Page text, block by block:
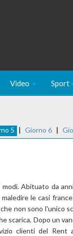
Video Sport
5 | Giorno 6 |
Abituato da
le casi
non sono l'unico
scarica. Dopo un
clienti del Rent